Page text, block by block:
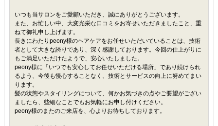
いつも当サロンをご愛顧いただき、誠にありがとうございます。
また、お忙しい中、大変光栄な口コミをお寄せいただきましたこと、重
ねて御礼申し上げます。
長きにわたりpeony様のヘアケアをお任せいただいていることは、技術
者として大きな誇りであり、深く感謝しております。今回の仕上がりに
もご満足いただけたようで、安心いたしました。
peony様に「いつでも安心してお任せいただける場所」であり続けられ
るよう、今後も慢心することなく、技術とサービスの向上に努めてまい
ります。
髪の状態やスタイリングについて、何かお気づきの点やご要望がござい
ましたら、些細なことでもお気軽にお申し付けください。
peony様のまたのご来店を、心よりお待ちしております。